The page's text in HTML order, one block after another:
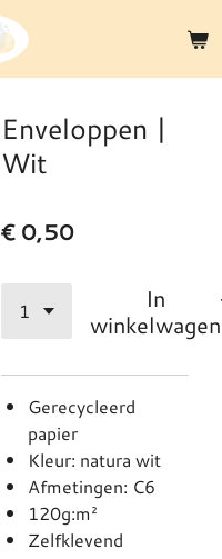
Enveloppen |
Wit
€ 0,50
In
winkelwagen
Gerecycleerd
papier
Kleur: natura wit
Afmetingen: C6
120g:m²
Zelfklevend